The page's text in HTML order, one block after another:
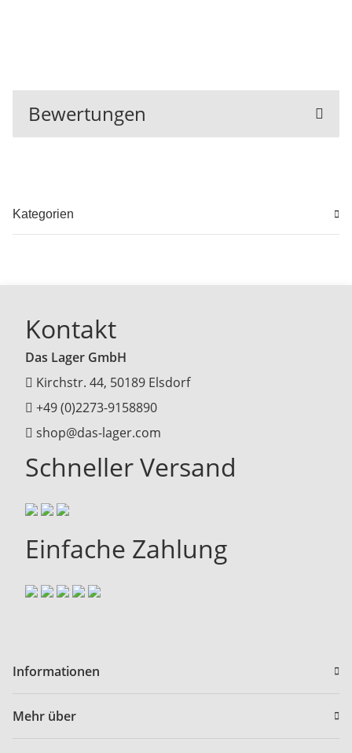
Bewertungen
Kategorien
Kontakt
Das Lager GmbH
Kirchstr. 44, 50189 Elsdorf
+49 (0)2273-9158890
shop@das-lager.com
Schneller Versand
Einfache Zahlung
Informationen
Mehr über